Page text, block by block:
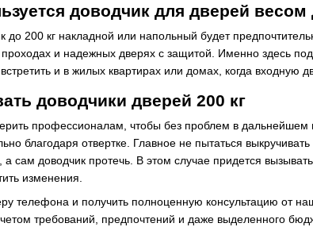
доводчик для дверей весом
200 кг накладной или напольный будет
и надежных дверях с защитой. Именно здесь
и в жилых квартирах или домах, когда входную
доводчики дверей 200 кг
профессионалам, чтобы без проблем в
благодаря отвертке. Главное не пытаться
сам доводчик протечь. В этом случае придется
изменения.
телефона и получить полноценную консультацию от
требований, предпочтений и даже выделенного